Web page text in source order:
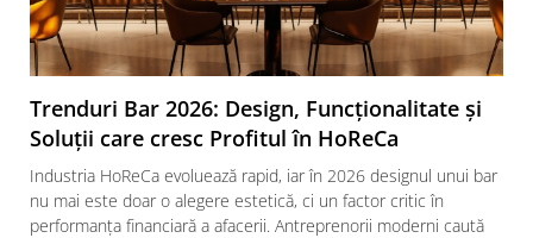
Trenduri Bar 2026: Design, Funcționalitate și
Soluții care cresc Profitul în HoReCa
Industria HoReCa evoluează rapid, iar în 2026 designul unui bar
nu mai este doar o alegere estetică, ci un factor critic în
performanța financiară a afacerii. Antreprenorii moderni caută